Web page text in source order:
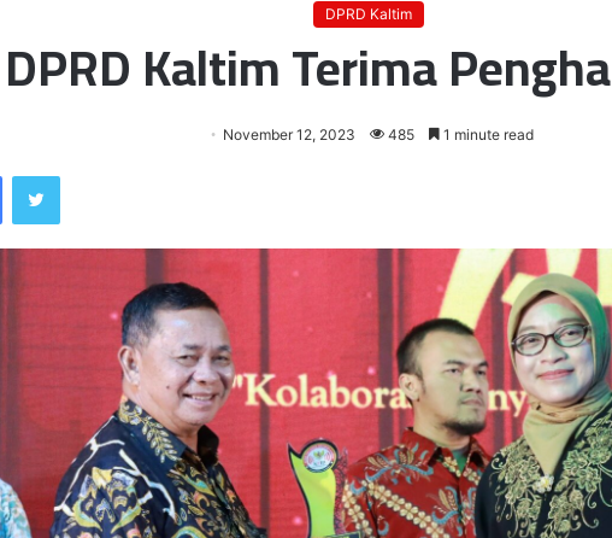
DPRD Kaltim
DPRD Kaltim Terima
November 12, 2023 485 1 minute read
FacebookTwitter